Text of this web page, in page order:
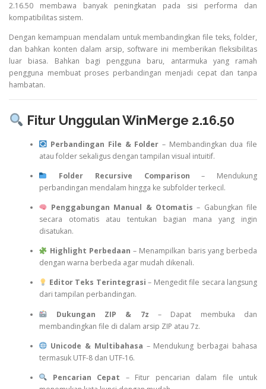
2.16.50 membawa banyak peningkatan pada sisi performa dan
kompatibilitas sistem.
Dengan kemampuan mendalam untuk membandingkan file teks, folder,
dan bahkan konten dalam arsip, software ini memberikan fleksibilitas
luar biasa. Bahkan bagi pengguna baru, antarmuka yang ramah
pengguna membuat proses perbandingan menjadi cepat dan tanpa
hambatan.
Fitur Unggulan WinMerge 2.16.50
Perbandingan File & Folder – Membandingkan dua file
atau folder sekaligus dengan tampilan visual intuitif.
Folder Recursive Comparison – Mendukung
perbandingan mendalam hingga ke subfolder terkecil.
Penggabungan Manual & Otomatis – Gabungkan file
secara otomatis atau tentukan bagian mana yang ingin
disatukan.
Highlight Perbedaan – Menampilkan baris yang berbeda
dengan warna berbeda agar mudah dikenali.
Editor Teks Terintegrasi – Mengedit file secara langsung
dari tampilan perbandingan.
Dukungan ZIP & 7z – Dapat membuka dan
membandingkan file di dalam arsip ZIP atau 7z.
Unicode & Multibahasa – Mendukung berbagai bahasa
termasuk UTF-8 dan UTF-16.
Pencarian Cepat – Fitur pencarian dalam file untuk